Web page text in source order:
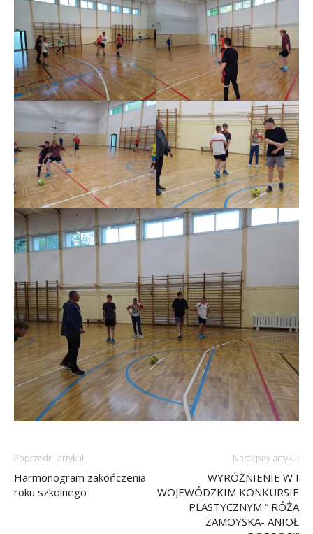
Poprzedni artykuł
Harmonogram zakończenia
roku szkolnego
Następny artykuł
WYRÓŻNIENIE W I
WOJEWÓDZKIM KONKURSIE
PLASTYCZNYM “ RÓŻA
ZAMOYSKA- ANIOŁ